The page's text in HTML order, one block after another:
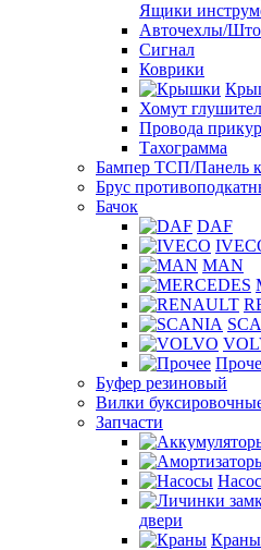
Ящики
Авточехлы/
Сигнал
Коврики
Хомут
Провода
Тахограмма
Бампер ТСП/Панель
Брус
Бачок
DAF
MAN
Буфер резиновый
Вилки
Запчасти
двери
Краны